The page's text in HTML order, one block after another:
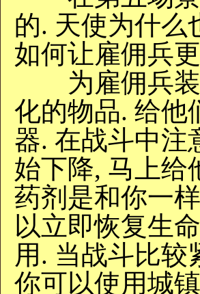
的. 天使为什么
如何让雇佣兵
为雇佣兵装
化的物品. 给他
器. 在战斗中注
始下降, 马上给
药剂是和你一
以立即恢复生
用. 当战斗比较
你可以使用城